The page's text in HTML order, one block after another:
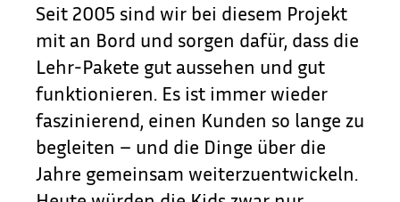
Seit 2005 sind wir bei diesem Projekt
mit an Bord und sorgen dafür, dass die
Lehr-Pakete gut aussehen und gut
funktionieren. Es ist immer wieder
faszinierend, einen Kunden so lange zu
begleiten – und die Dinge über die
Jahre gemeinsam weiterzuentwickeln.